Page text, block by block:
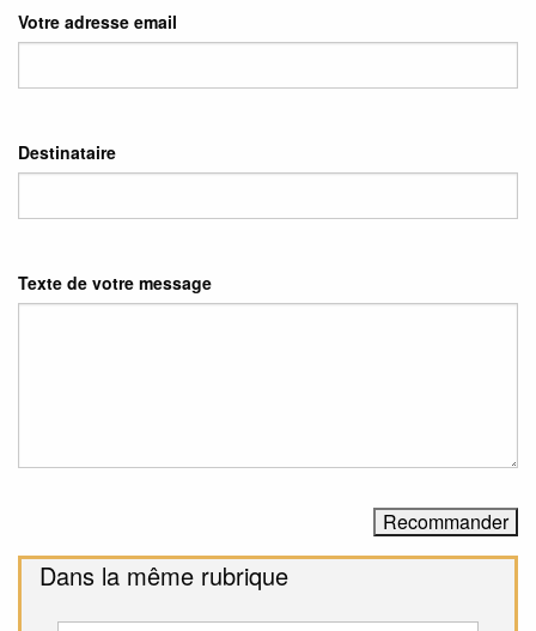
Votre adresse email
Destinataire
Texte de votre message
Dans la même rubrique